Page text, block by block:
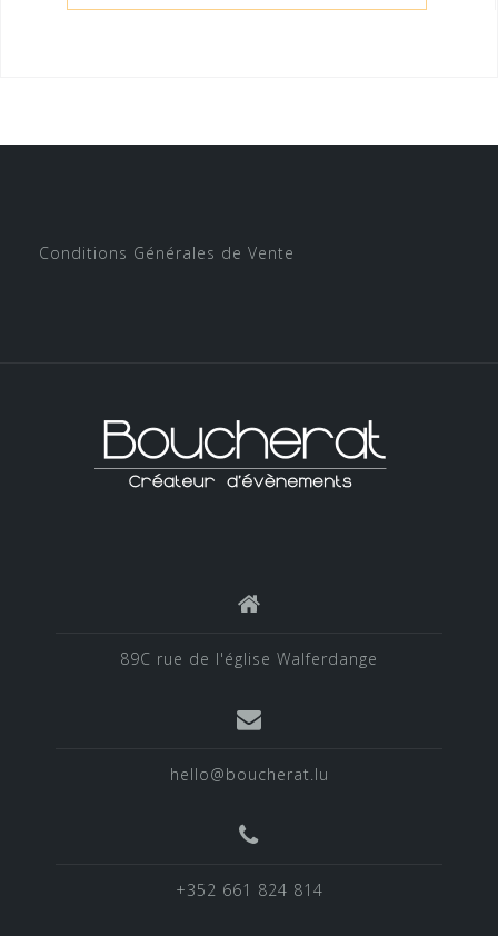
Conditions Générales de Vente
89C rue de l'église Walferdange
hello@boucherat.lu
+352 661 824 814